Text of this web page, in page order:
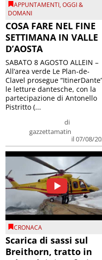
APPUNTAMENTI,OGGI &
DOMANI
COSA FARE NEL FINE
SETTIMANA IN VALLE
D’AOSTA
di
gazzettamatin
il 07/08/
SABATO 8 AGOSTO ALLEIN –
All’area verde Le Plan-de-
Clavel prosegue
le letture dantesche, con la
partecipazione di Antonello
Pistritto (...
CRONACA
Scarica di sassi sul
Breithorn, tratto in